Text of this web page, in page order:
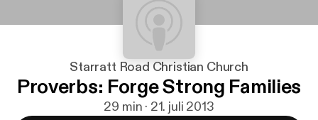
Starratt Road Christian Church
Proverbs: Forge Strong Families
29 min · 21. juli 2013